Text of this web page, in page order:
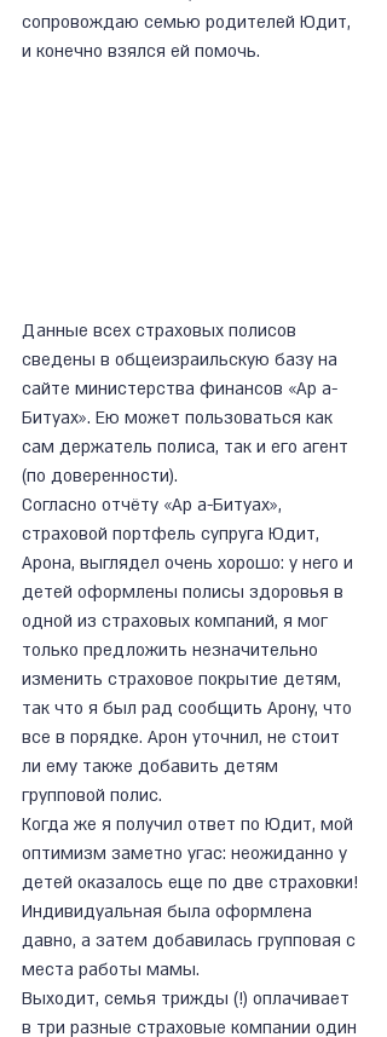
сопровождаю семью родителей Юдит,
и конечно взялся ей помочь.
Данные всех страховых полисов
сведены в общеизраильскую базу на
сайте министерства финансов «Ар а-
Битуах». Ею может пользоваться как
сам держатель полиса, так и его агент
(по доверенности).
Согласно отчёту «Ар а-Битуах»,
страховой портфель супруга Юдит,
Арона, выглядел очень хорошо: у него и
детей оформлены полисы здоровья в
одной из страховых компаний, я мог
только предложить незначительно
изменить страховое покрытие детям,
так что я был рад сообщить Арону, что
все в порядке. Арон уточнил, не стоит
ли ему также добавить детям
групповой полис.
Когда же я получил ответ по Юдит, мой
оптимизм заметно угас: неожиданно у
детей оказалось еще по две страховки!
Индивидуальная была оформлена
давно, а затем добавилась групповая с
места работы мамы.
Выходит, семья трижды (!) оплачивает
в три разные страховые компании один